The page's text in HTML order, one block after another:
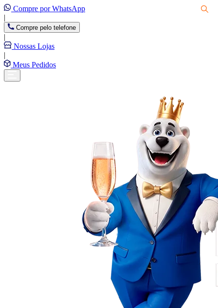
Compre por WhatsApp
|
Compre pelo telefone
|
Nossas Lojas
|
Meus Pedidos